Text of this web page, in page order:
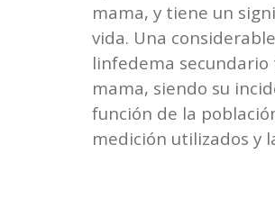
mama, y tiene un
vida. Una
linfedema
mama, siendo su
función de la
medición utilizados y